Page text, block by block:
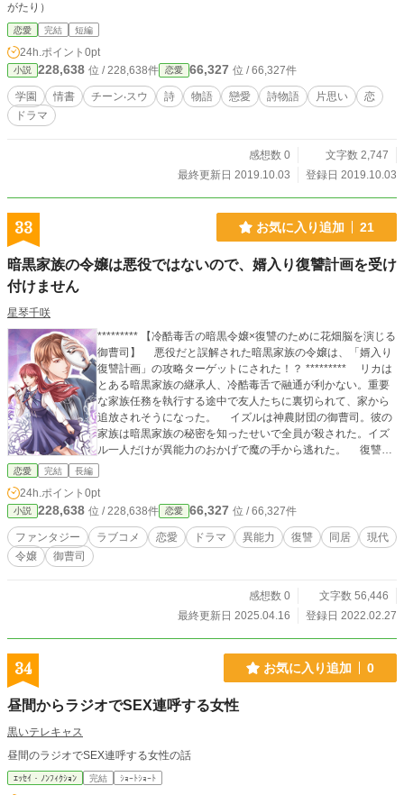
がたり）
恋愛 完結 短編
24h.ポイント 0pt
小説 228,638 位 / 228,638件 恋愛 66,327 位 / 66,327件
学園 情書 チーン‧スウ 詩 物語 戀愛 詩物語 片思い
恋
ドラマ
感想数 0
文字数 2,747
最終更新日 2019.10.03
登録日 2019.10.03
33 お気に入り追加 21
暗黒家族の令嬢は悪役ではないので、婿入り復讐計画を受け
付けません
星琴千咲
********* 【冷酷毒舌の暗黒令嬢×復讐のために花畑脳を演じる
御曹司】 悪役だと誤解された暗黒家族の令嬢は、「婿入り
復讐計画」の攻略ターゲットにされた！？ ********* リカは
とある暗黒家族の継承人、冷酷毒舌で融通が利かない。重要
な家族任務を執行する途中で友人たちに裏切られて、家から
追放されそうになった。 イズルは神農財団の御曹司。彼の
家族は暗黒家族の秘密を知ったせいで全員が殺された。イズ
ル一人だけが異能力のおかげで魔の手から逃れた。 復讐す
るために、イズルは暗黒家族のライバル組織と手を組んだ。
って、暗黒家族内部に侵入するという屈辱な「悪役令嬢の婿
入り計画」だった。 リカの信頼を得るために、イズルは小
馬鹿なCEOに扮して、リカと馬の合わない同居生活を始め
る。 思わなかったのは、リカは彼が想像した悪役令嬢では
ろいろと悩んだ末、ネオページ様にて有料化させていただく
ことに決めました。 そのため、ネオページ様以外のサイトで
ら、 ぜひ以下のリンクからご覧いただけると嬉しいです↓ http
s://www.neopage.com/book/31155360615734100 今後とも
恋愛 完結 長編
24h.ポイント 0pt
小説 228,638 位 / 228,638件 恋愛 66,327 位 / 66,327件
ファンタジー ラブコメ 恋愛 ドラマ 異能力 復讐 同居
現代
令嬢
御曹司
感想数 0
文字数 56,446
最終更新日 2025.04.16
登録日 2022.02.27
34 お気に入り追加 0
昼間からラジオでSEX連呼する女性
黒いテレキャス
昼間のラジオでSEX連呼する女性の話
ｴｯｾｲ・ﾉﾝﾌｨｸｼｮﾝ 完結 ｼｮｰﾄｼｮｰﾄ